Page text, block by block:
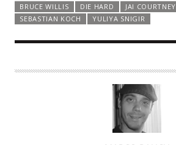
BRUCE WILLIS
DIE HARD JAI COURTNEY
SEBASTIAN KOCH
YULIYA SNIGIR